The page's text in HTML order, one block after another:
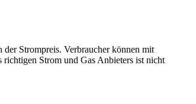
Strompreis. Verbraucher können mit
richtigen Strom und Gas Anbieters ist nicht